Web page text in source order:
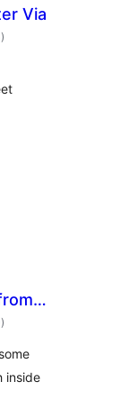
Via
общий
рейтинг
)
общий
рейтинг
)
inside